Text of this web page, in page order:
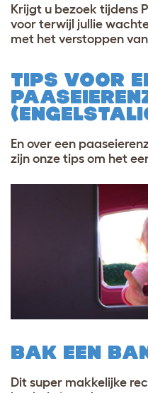
Krijgt u bezoek tijdens
voor terwijl jullie
met het verstoppen
TIPS VOOR
En over een
zijn onze tips om het
BAK EEN
Dit super makkelijke